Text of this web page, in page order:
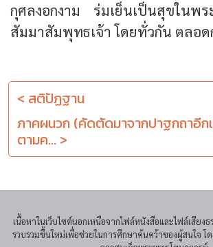
กุศลงอกงาม ร่มเย็นเป็นสุขในพร
สัมมาสัมพุทธเจ้า โดยทั่วกัน ตลอด
< สติปัฏฐาน
ภาคผนวก (คัดตัดมาจากปาฐกถาอีก
ตามค... >
เนื้อหาในเว็บไซต์นอกเหนือจากไฟล์หนังสือและไฟล์เสียง
รวบรวมขึ้นใหม่เพื่อช่วยในการศึกษาค้นคว้าของผู้สนใจ โ